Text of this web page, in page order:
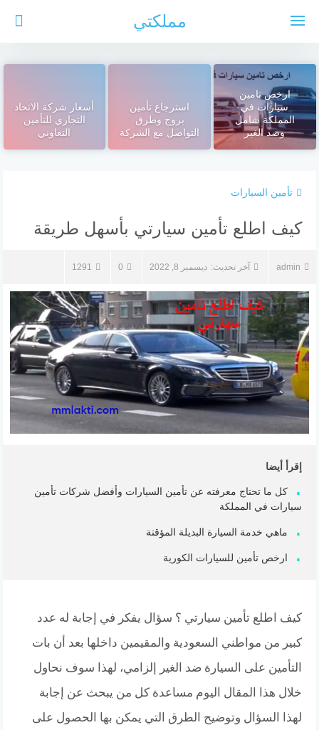
مملكتي
ارخص تامين
سيارات في
المملكة شامل
وضد الغير
استرجاع تأمين
بروج وطرق
التواصل مع الشركة
أسعار شركة الاتحاد
التجاري للتأمين
التعاوني
تأمين السيارات
كيف اطلع تأمين سيارتي بأسهل طريقة
admin آخر تحديث: ديسمبر 8, 2022 0
1291
إقرأ أيضا
كل ما تحتاج معرفته عن تأمين السيارات وأفضل شركات تأمين
سيارات في المملكة
ماهي خدمة السيارة البديلة المؤقتة
ارخص تأمين للسيارات الكورية
كيف اطلع تأمين سيارتي ؟ سؤال يفكر في إجابة له عدد
كبير من مواطني السعودية والمقيمين داخلها بعد أن بات
التأمين على السيارة ضد الغير إلزامي، لهذا سوف نحاول
خلال هذا المقال اليوم مساعدة كل من يبحث عن إجابة
لهذا السؤال وتوضيح الطرق التي يمكن بها الحصول على